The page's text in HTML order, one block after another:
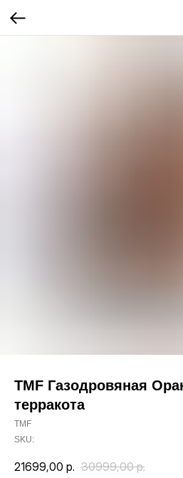
TMF Газодровяная
терракота
TMF
SKU:
21699,00 р. 30999,00 р.